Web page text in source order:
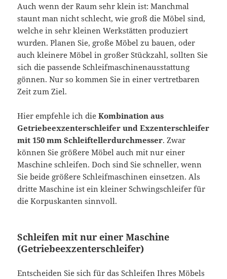
Auch wenn der Raum sehr klein ist: Manchmal
staunt man nicht schlecht, wie groß die Möbel sind,
welche in sehr kleinen Werkstätten produziert
wurden. Planen Sie, große Möbel zu bauen, oder
auch kleinere Möbel in großer Stückzahl, sollten Sie
sich die passende Schleifmaschinenausstattung
gönnen. Nur so kommen Sie in einer vertretbaren
Zeit zum Ziel.
Hier empfehle ich dieKombination aus
Getriebeexzenterschleifer und Exzenterschleifer
mit 150 mm Schleiftellerdurchmesser. Zwar
können Sie größere Möbel auch mit nur einer
Maschine schleifen. Doch sind Sie schneller, wenn
Sie beide größere Schleifmaschinen einsetzen. Als
dritte Maschine ist ein kleiner Schwingschleifer für
die Korpuskanten sinnvoll.
Schleifen mit nur einer Maschine
(Getriebeexzenterschleifer)
Entscheiden Sie sich für das Schleifen Ihres Möbels